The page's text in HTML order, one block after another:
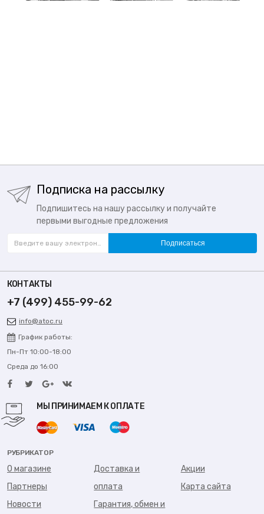
Подписка на рассылку
Подпишитесь на нашу рассылку и получайте
первыми выгодные предложения
Подписаться
КОНТАКТЫ
+7 (499) 455-99-62
info@atoc.ru
График работы:
Пн-Пт 10:00-18:00
Среда до 16:00
МЫ ПРИНИМАЕМ К ОПЛАТЕ
РУБРИКАТОР
О магазине
Партнеры
Новости
Доставка и
оплата
Гарантия, обмен и
Акции
Карта сайта